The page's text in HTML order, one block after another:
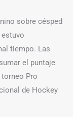
sobre césped
tiempo. Las
el puntaje
Pro
de Hockey